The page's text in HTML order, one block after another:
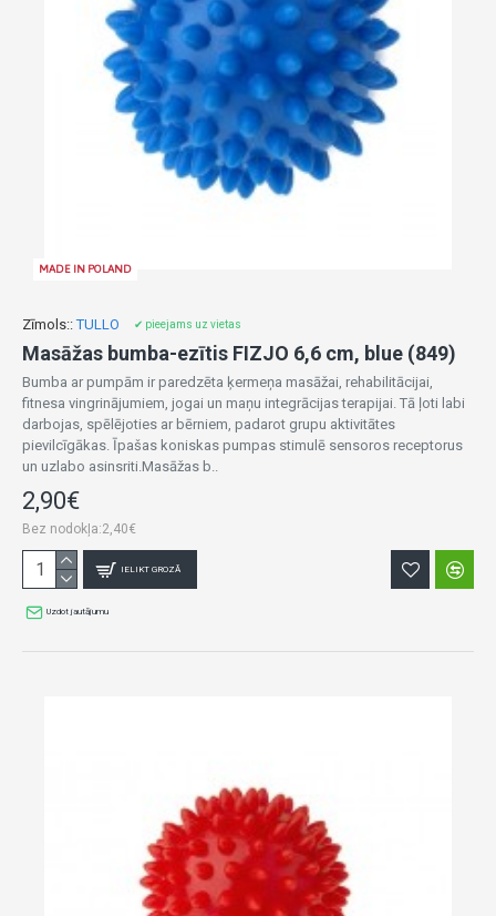
MADE IN POLAND
Zīmols:: TULLO ✔ pieejams uz vietas
Masāžas bumba-ezītis FIZJO 6,6 cm, blue (849)
Bumba ar pumpām ir paredzēta ķermeņa masāžai, rehabilitācijai,
fitnesa vingrinājumiem, jogai un maņu integrācijas terapijai. Tā ļoti labi
darbojas, spēlējoties ar bērniem, padarot grupu aktivitātes
pievilcīgākas. Īpašas koniskas pumpas stimulē sensoros receptorus
un uzlabo asinsriti.Masāžas b..
2,90€
Bez nodokļa:2,40€
IELIKT GROZĀ
Uzdot jautājumu